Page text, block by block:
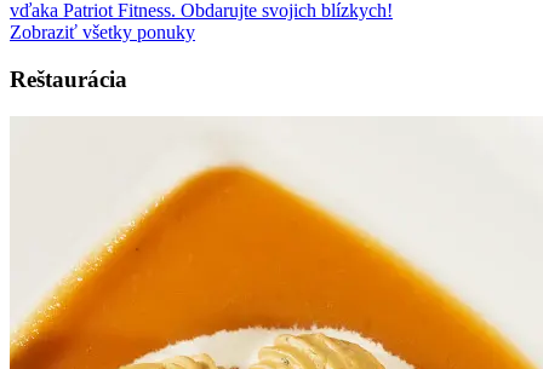
vďaka Patriot Fitness. Obdarujte svojich blízkych!
Zobraziť všetky ponuky
Reštaurácia